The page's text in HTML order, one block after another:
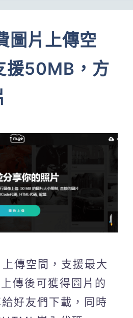
圖片上傳空
援50MB，方
傳空間，支援最大
傳後可獲得圖片的
好友們下載，同時